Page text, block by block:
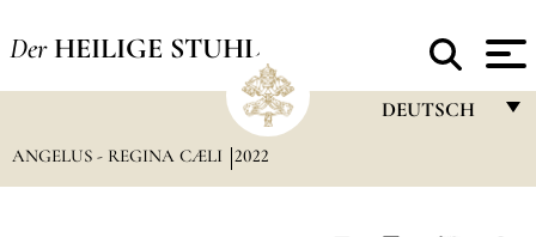
Der HEILIGE STUHL
DEUTSCH
ANGELUS - REGINA CÆLI 2022